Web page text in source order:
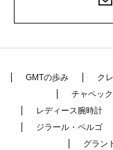
GMTの歩み ク
チャペック
レディース腕時計
ジラール・ペルゴ
グラン